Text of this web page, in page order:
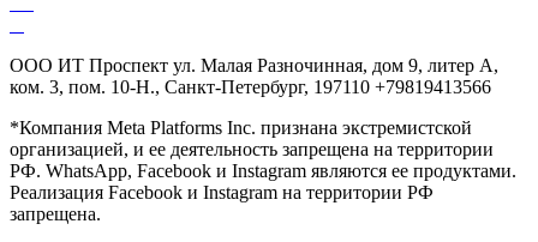
ООО ИТ Проспект ул. Малая Разночинная, дом 9, литер А,
ком. 3, пом. 10-Н., Санкт-Петербург, 197110 +79819413566
*Компания Meta Platforms Inc. признана экстремистской
организацией, и ее деятельность запрещена на территории
РФ. WhatsApp, Facebook и Instagram являются ее продуктами.
Реализация Facebook и Instagram на территории РФ
запрещена.